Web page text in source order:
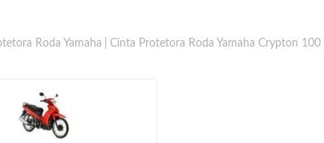
Roda Yamaha Cinta Protetora Roda Yamaha Crypton 100